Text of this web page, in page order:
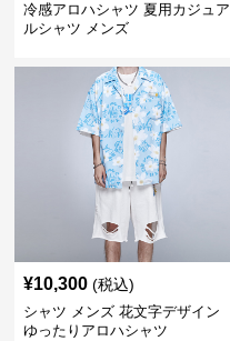
冷感アロハシャツ 夏用カジュア
ルシャツ メンズ
¥10,300 (税込)
シャツ メンズ 花文字デザイン
ゆったりアロハシャツ